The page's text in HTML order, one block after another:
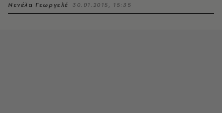
Νενέλα Γεωργελέ 30.01.2015, 15:35